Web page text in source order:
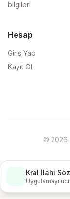
bilgileri
Hesap
Giriş Yap
Kayıt Ol
© 2026
Kral İlahi
Uygulamayı